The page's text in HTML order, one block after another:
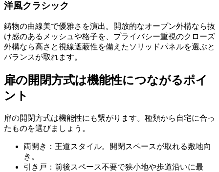
洋風クラシック
鋳物の曲線美で優雅さを演出。開放的なオープン外構なら抜
け感のあるメッシュや格子を、プライバシー重視のクローズ
外構なら高さと視線遮蔽性を備えたソリッドパネルを選ぶと
バランスが取れます。
扉の開閉方式は機能性につながるポイ
ント
扉の開閉方式は機能性にも繋がります。種類から自宅に合っ
たものを選びましょう。
両開き：王道スタイル。開閉スペースが取れる敷地向
き。
引き戸：前後スペース不要で狭小地や歩道沿いに最